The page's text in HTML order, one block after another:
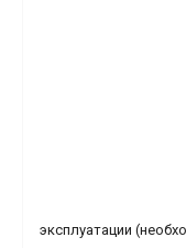
эксплуатации